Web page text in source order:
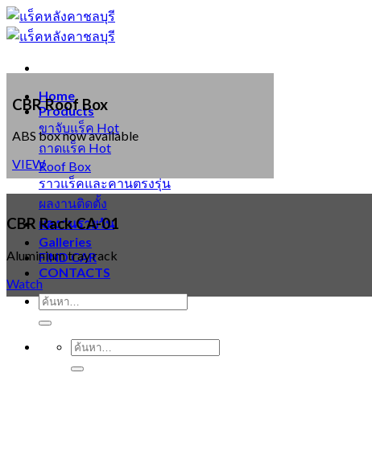
Skip
to
content
Home
Products
ขาจับแร็ค
ถาดแร็ค
Roof Box
ราวแร็คและคานตรงรุ่น
ผลงานติดตั้ง
ผลงานรายวัน
Galleries
FIND CAR
CONTACTS
CBR Roof Box
ABS box now available
VIEW
CBR Rack CA-01
Aluminium tray rack
Watch